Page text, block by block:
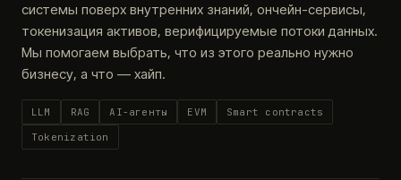
системы поверх внутренних знаний, ончейн-сервисы,
токенизация активов, верифицируемые потоки данных.
Мы помогаем выбрать, что из этого реально нужно
бизнесу, а что — хайп.
LLM RAG AI-агенты EVM
Smart contracts
Tokenization